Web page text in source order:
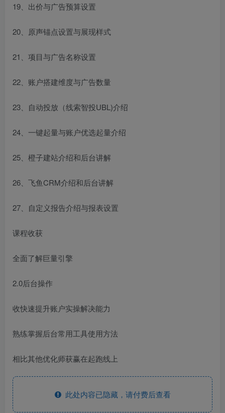
19、出价与广告预算设置
20、原声锚点设置与展现样式
21、项目与广告名称设置
22、账户搭建维度与广告数量
23、自动投放（线索智投UBL)介绍
24、一键起量与账户优选起量介绍
25、橙子建站介绍和后台讲解
26、飞鱼CRM介绍和后台讲解
27、自定义报告介绍与报表设置
课程收获
全面了解巨量引擎
2.0后台操作
收快速提升账户实操解决能力
熟练掌握后台常用工具使用方法
相比其他优化师获赢在起跑线上
此处内容已隐藏，请付费后查看